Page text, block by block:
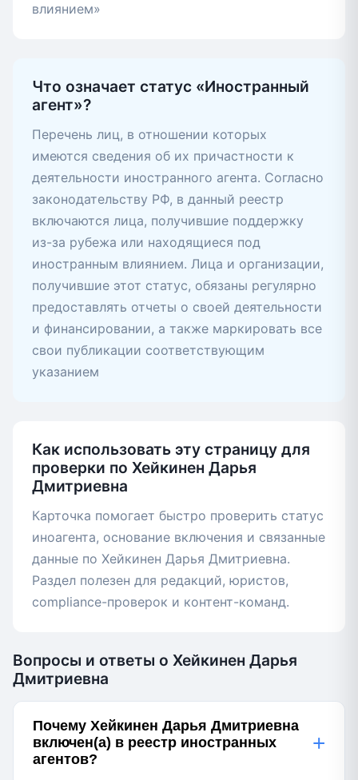
влиянием»
Что означает статус «Иностранный
агент»?
Перечень лиц, в отношении которых
имеются сведения об их причастности к
деятельности иностранного агента. Согласно
законодательству РФ, в данный реестр
включаются лица, получившие поддержку
из-за рубежа или находящиеся под
иностранным влиянием. Лица и организации,
получившие этот статус, обязаны регулярно
предоставлять отчеты о своей деятельности
и финансировании, а также маркировать все
свои публикации соответствующим
указанием
Как использовать эту страницу для
проверки по Хейкинен Дарья
Дмитриевна
Карточка помогает быстро проверить статус
иноагента, основание включения и связанные
данные по Хейкинен Дарья Дмитриевна.
Раздел полезен для редакций, юристов,
compliance-проверок и контент-команд.
Вопросы и ответы о Хейкинен Дарья
Дмитриевна
Почему Хейкинен Дарья Дмитриевна
включен(а) в реестр иностранных
агентов?
+